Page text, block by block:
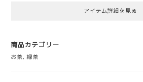
アイテム詳細を見る
商品カテゴリー
お茶,緑茶